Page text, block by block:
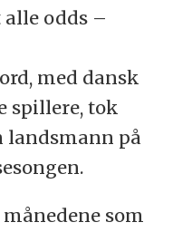
odds –
med dansk
spillere, tok
landsmann på
som